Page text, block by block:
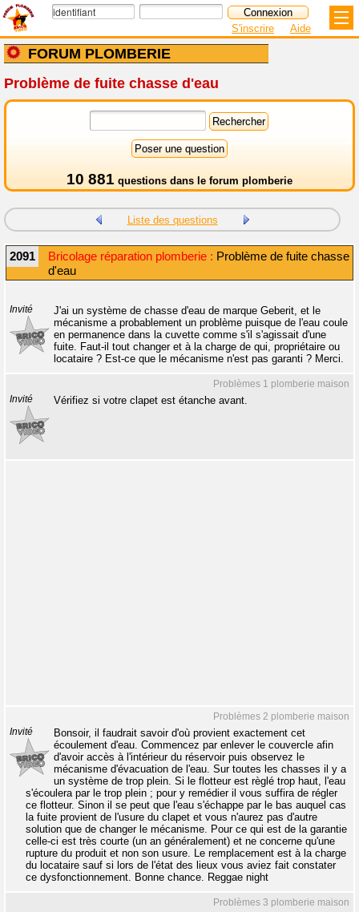
FORUM PLOMBERIE
S'inscrire Aide
Problème de fuite chasse d'eau
10 881 questions dans le forum plomberie
Liste des questions
2091 Bricolage réparation plomberie : Problème de fuite chasse
d'eau
Invité
J'ai un système de chasse d'eau de marque Geberit, et le
mécanisme a probablement un problème puisque de l'eau coule
en permanence dans la cuvette comme s'il s'agissait d'une
fuite. Faut-il tout changer et à la charge de qui, propriétaire ou
locataire ? Est-ce que le mécanisme n'est pas garanti ? Merci.
Problèmes 1 plomberie maison
Invité Vérifiez si votre clapet est étanche avant.
Problèmes 2 plomberie maison
Invité
Bonsoir, il faudrait savoir d'où provient exactement cet
écoulement d'eau. Commencez par enlever le couvercle afin
d'avoir accès à l'intérieur du réservoir puis observez le
mécanisme d'évacuation de l'eau. Sur toutes les chasses il y a
un système de trop plein. Si le flotteur est règlé trop haut, l'eau
s'écoulera par le trop plein ; pour y remédier il vous suffira de régler
ce flotteur. Sinon il se peut que l'eau s'échappe par le bas auquel cas
la fuite provient de l'usure du clapet et vous n'aurez pas d'autre
solution que de changer le mécanisme. Pour ce qui est de la garantie
celle-ci est très courte (un an généralement) et ne concerne qu'une
rupture du produit et non son usure. Le remplacement est à la charge
du locataire sauf si lors de l'état des lieux vous aviez fait constater
ce dysfonctionnement. Bonne chance. Reggae night
Problèmes 3 plomberie maison